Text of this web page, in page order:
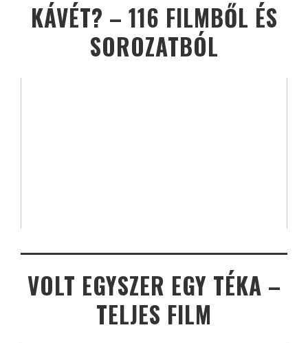
KÁVÉT? – 116 FILMBŐL ÉS
SOROZATBÓL
VOLT EGYSZER EGY TÉKA –
TELJES FILM